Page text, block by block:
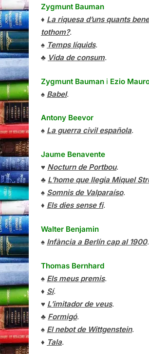
Zygmunt Bauman
♦ La riquesa d’uns quants
tothom?.
♠ Temps líquids.
♣ Vida de consum.
Zygmunt Bauman i Ezio
♠ Babel.
Antony Beevor
♠ La guerra civil española.
Jaume Benavente
♥ Nocturn de Portbou.
♣ L’home que llegia Miquel
♠ Somnis de Valparaíso.
♦ Els dies sense fi.
Walter Benjamin
♠ Infància a Berlín cap al 1900.
Thomas Bernhard
♠ Els meus premis.
♦ Sí.
♥ L’imitador de veus.
♣ Formigó.
♠ El nebot de Wittgenstein.
♦ Tala.